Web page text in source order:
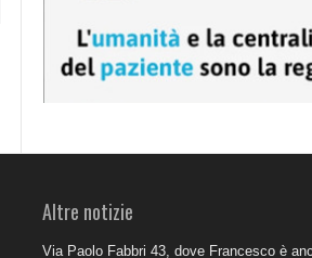
Altre notizie
Via Paolo Fabbri 43, dove Francesco è